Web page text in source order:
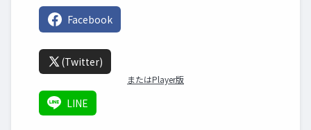
Facebook
(Twitter)
またはPlayer版
LINE